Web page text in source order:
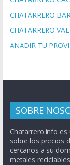
CHATARRERO
CHATARRERO
AÑADIR TU
SOBRE
Chatarrero.info
sobre los precios
cercanos a su
metales